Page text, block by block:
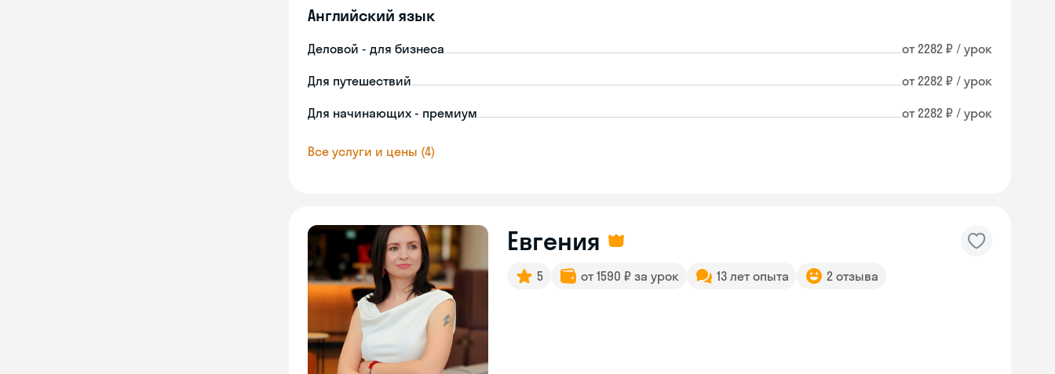
Английский язык
Деловой - для бизнеса от 2282 ₽ / урок
Для путешествий от 2282 ₽ / урок
Для начинающих - премиум от 2282 ₽ / урок
Все услуги и цены (4)
Евгения
5 от 1590 ₽ за урок 13 лет опыта 2 отзыва